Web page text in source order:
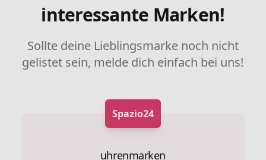
interessante Marken!
Sollte deine Lieblingsmarke noch nicht
gelistet sein, melde dich einfach bei uns!
Spazio24
uhrenmarken